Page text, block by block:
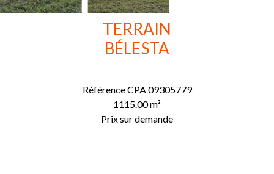
TERRAIN
BÉLESTA
RéférenceCPA 09305779
1115.00m²
Prix sur demande